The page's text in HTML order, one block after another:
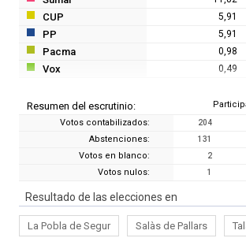
CUP 5,91
PP 5,91
Pacma 0,98
Vox 0,49
Resumen del escrutinio:
Votos contabilizados: 204
Abstenciones: 131
Votos en blanco: 2
Votos nulos: 1
Resultado de las elecciones en
La Pobla de Segur Salàs de Pallars